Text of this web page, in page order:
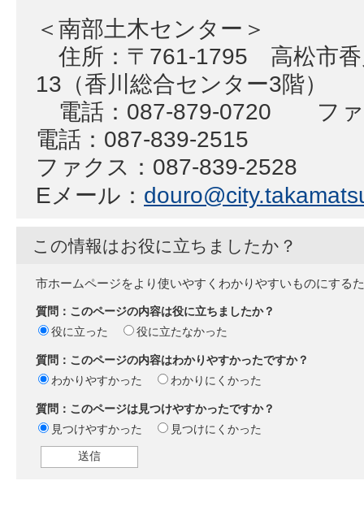
＜南部土木センター＞
住所：〒761-1795 高松市香
13（香川総合センター3階）
電話：087-879-0720 ファ
電話：087-839-2515
ファクス：087-839-2528
Eメール：
この情報はお役に立ちましたか？
市ホームページをより使いやすくわかりやすいものにする
質問：このページの内容は役に立ちましたか？
役に立った
役に立たなかった
質問：このページの内容はわかりやすかったですか？
わかりやすかった
わかりにくかった
質問：このページは見つけやすかったですか？
見つけやすかった
見つけにくかった